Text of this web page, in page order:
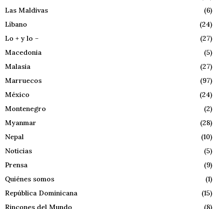
Las Maldivas
(6)
Líbano
(24)
Lo + y lo –
(27)
Macedonia
(5)
Malasia
(27)
Marruecos
(97)
México
(24)
Montenegro
(2)
Myanmar
(28)
Nepal
(10)
Noticias
(5)
Prensa
(9)
Quiénes somos
(1)
República Dominicana
(15)
Rincones del Mundo
(8)